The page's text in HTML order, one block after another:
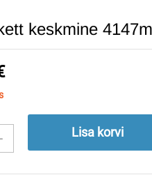
keskmine
Lisa korvi